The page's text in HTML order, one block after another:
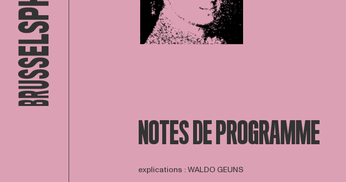
NOTES DE PROGRAMME
explications : WALDO GEUNS